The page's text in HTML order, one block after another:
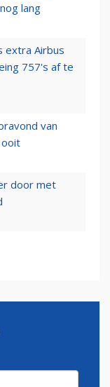
lang
extra Airbus
757's af te
van
door met